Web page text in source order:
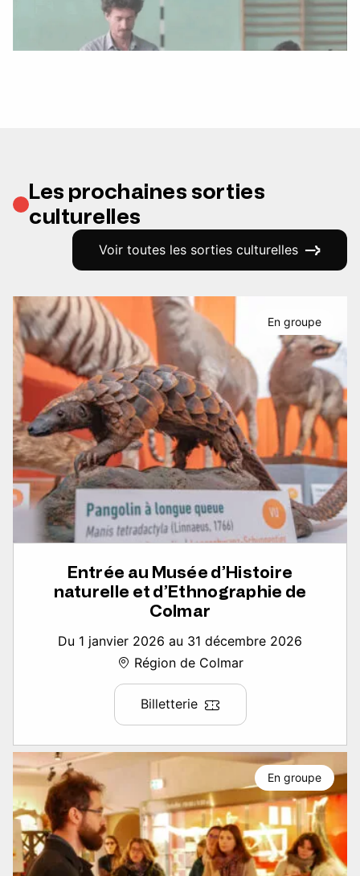
Les prochaines sorties
culturelles
Voir toutes les sorties culturelles
Entrée au Musée d’Histoire
naturelle et d’Ethnographie de
Colmar
Du 1 janvier 2026 au 31 décembre 2026
Région de Colmar
Billetterie
En groupe
En groupe